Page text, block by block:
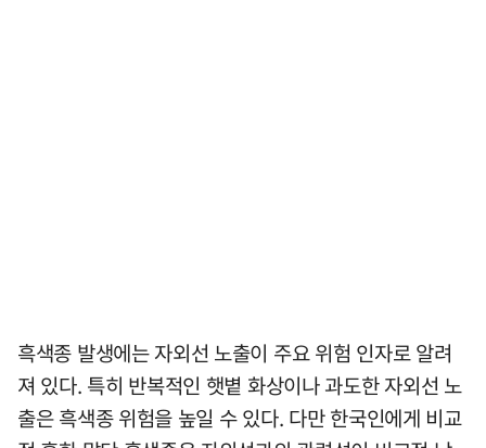
흑색종 발생에는 자외선 노출이 주요 위험 인자로 알려
져 있다. 특히 반복적인 햇볕 화상이나 과도한 자외선 노
출은 흑색종 위험을 높일 수 있다. 다만 한국인에게 비교